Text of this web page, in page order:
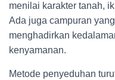
menilai karakter tanah,
Ada juga campuran
menghadirkan
kenyamanan.
Metode penyeduhan